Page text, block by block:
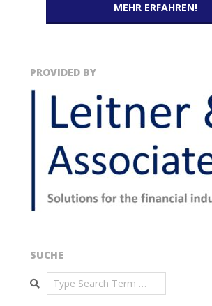
MEHR ERFAHREN!
PROVIDED BY
SUCHE
Search